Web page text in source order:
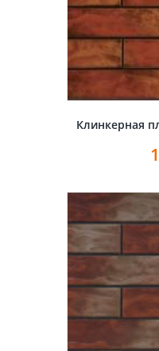
Клинкерная